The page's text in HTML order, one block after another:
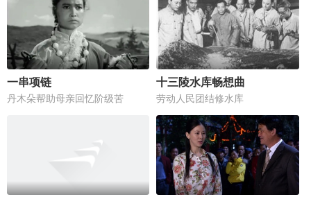
一串项链
丹木朵帮助母亲回忆阶级苦
十三陵水库畅想曲
劳动人民团结修水库